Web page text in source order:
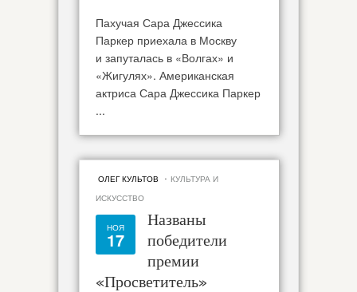
Пахучая Сара Джессика
Паркер приехала в Москву
и запуталась в «Волгах» и
«Жигулях». Американская
актриса Сара Джессика Паркер
...
ОЛЕГ КУЛЬТОВ · КУЛЬТУРА И
ИСКУССТВО
НОЯ
17
Названы
победители
премии
«Просветитель»